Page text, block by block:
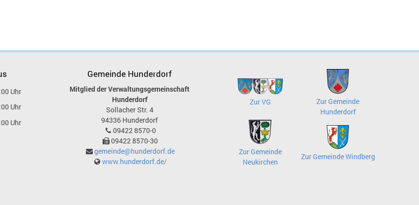
Uhr
Uhr
Uhr
Gemeinde Hunderdorf
Mitglied der Verwaltungsgemeinschaft
Hunderdorf
Sollacher Str. 4
94336 Hunderdorf
09422 8570-0
09422 8570-30
gemeinde@hunderdorf.de
www.hunderdorf.de/
Zur VG
Zur Gemeinde
Hunderdorf
Zur Gemeinde
Neukirchen
Zur Gemeinde Windberg